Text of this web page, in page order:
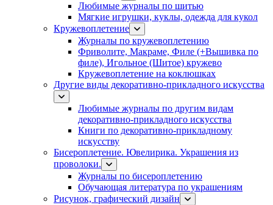
Любимые журналы по шитью
Мягкие игрушки, куклы, одежда для кукол
Кружевоплетение
Журналы по кружевоплетению
Фриволите, Макраме, Филе (+Вышивка по
филе), Игольное (Шитое) кружево
Кружевоплетение на коклюшках
Другие виды декоративно-прикладного искусства
Любимые журналы по другим видам
декоративно-прикладного искусства
Книги по декоративно-прикладному
искусству
Бисероплетение. Ювелирика. Украшения из
проволоки.
Журналы по бисероплетению
Обучающая литература по украшениям
Рисунок, графический дизайн